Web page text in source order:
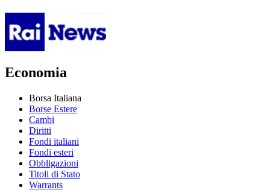
Economia
Borsa Italiana
Borse Estere
Cambi
Diritti
Fondi italiani
Fondi esteri
Obbligazioni
Titoli di Stato
Warrants